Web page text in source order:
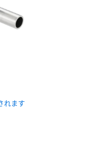
れます
登録となるまで、数日間かかる場合
あります。